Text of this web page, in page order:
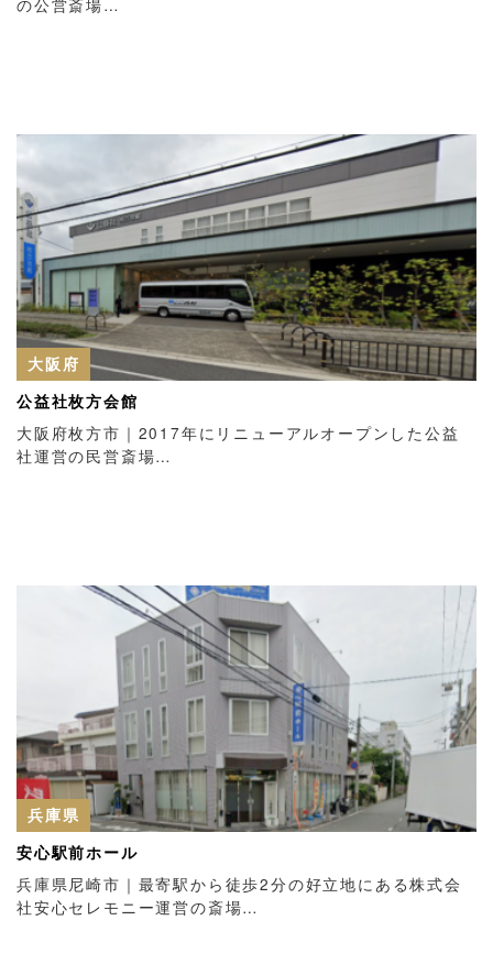
の公営斎場…
大阪府
公益社枚方会館
大阪府枚方市｜2017年にリニューアルオープンした公益
社運営の民営斎場…
兵庫県
安心駅前ホール
兵庫県尼崎市｜最寄駅から徒歩2分の好立地にある株式会
社安心セレモニー運営の斎場…